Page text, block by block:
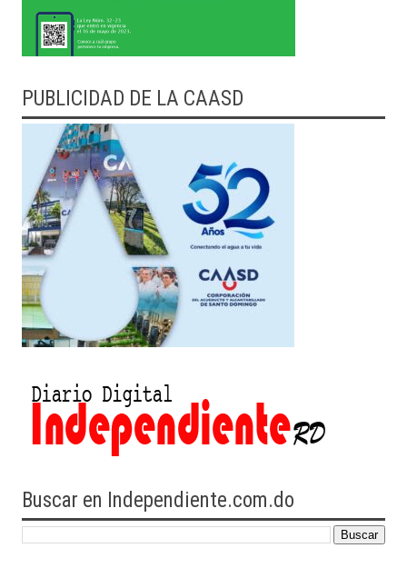
PUBLICIDAD DE LA CAASD
Buscar en Independiente.com.do